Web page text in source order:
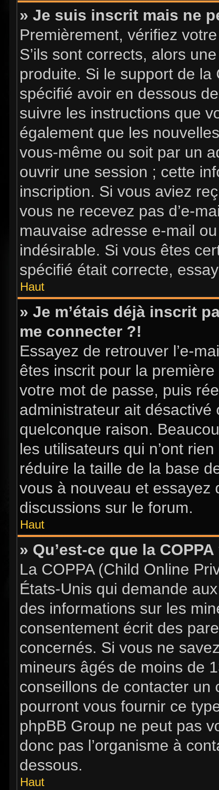
» Je suis inscrit mais ne
Premièrement, vérifiez
S’ils sont corrects, alors
produite. Si le support de la
spécifié avoir en dessous
suivre les instructions que
également que les
vous-même ou soit par un
ouvrir une session ; cette
inscription. Si vous aviez
vous ne recevez pas d’e-
mauvaise adresse e-mail
indésirable. Si vous êtes
spécifié était correcte,
Haut
» Je m’étais déjà inscrit
me connecter ?!
Essayez de retrouver l’e-
êtes inscrit pour la
votre mot de passe, puis
administrateur ait
quelconque raison.
les utilisateurs qui n’ont
réduire la taille de la base
vous à nouveau et essayez
discussions sur le forum.
Haut
» Qu’est-ce que la COPPA
La COPPA (Child Online
États-Unis qui demande
des informations sur les
consentement écrit des
concernés. Si vous ne
mineurs âgés de moins de
conseillons de contacter un
pourront vous fournir ce
phpBB Group ne peut pas
donc pas l’organisme à
dessous.
Haut